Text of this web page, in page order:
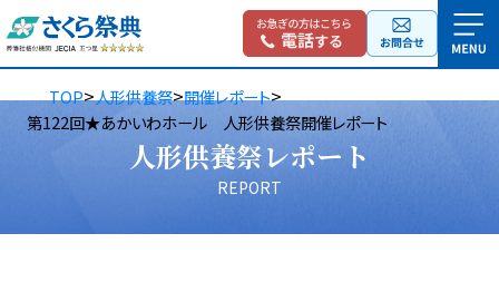
TOP>人形供養祭>開催レポート>
第122回★あかいわホール 人形供養祭開催レポート
人形供養祭レポート
REPORT